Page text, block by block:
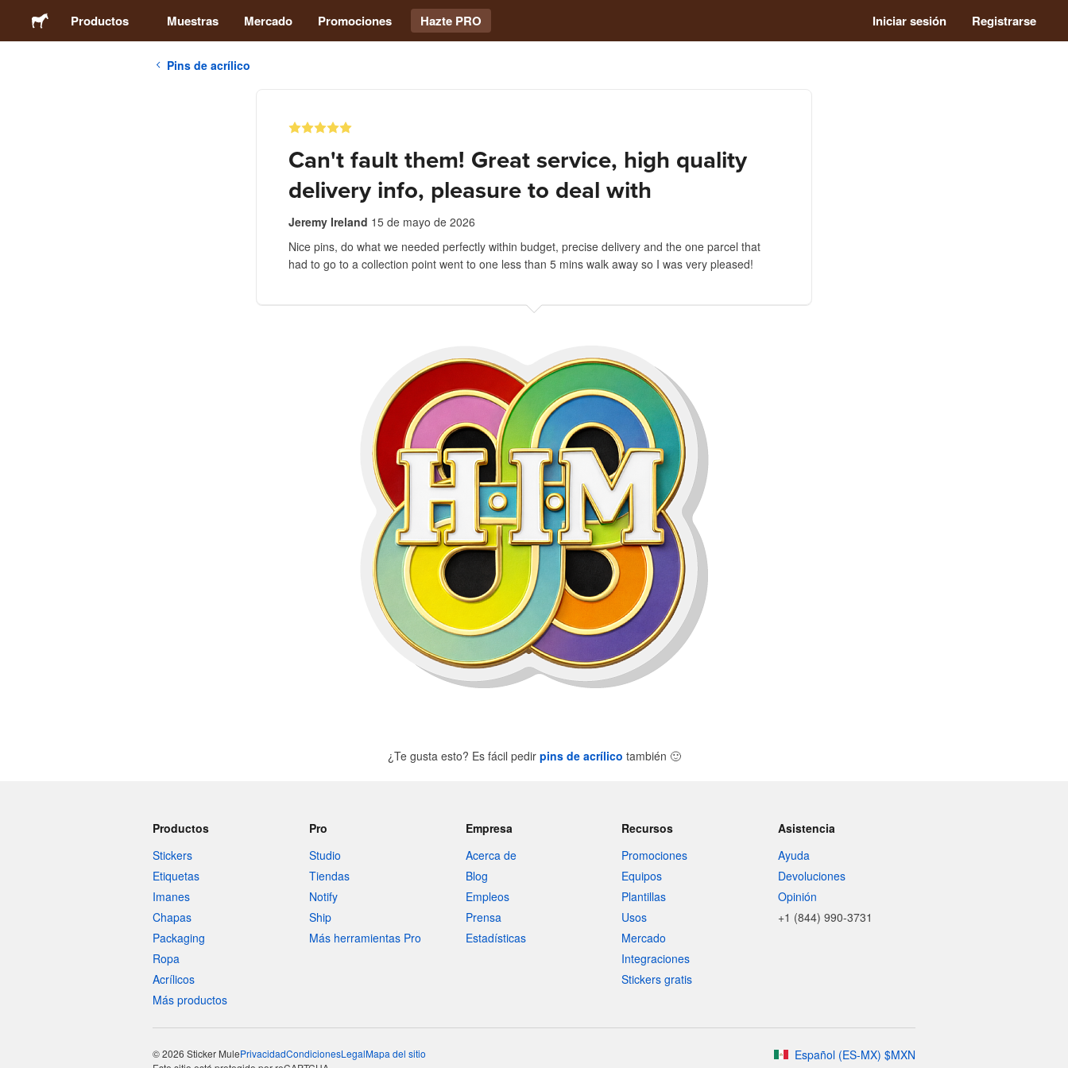
Productos Muestras Mercado Promociones Hazte PRO Iniciar sesión Registrarse
Pins de acrílico
Can't fault them! Great service, high quality
delivery info, pleasure to deal with
Jeremy Ireland 15 de mayo de 2026
Nice pins, do what we needed perfectly within budget, precise delivery and the one parcel that
had to go to a collection point went to one less than 5 mins walk away so I was very pleased!
¿Te gusta esto? Es fácil pedir pins de acrílico también 🙂
Productos
Stickers
Etiquetas
Imanes
Chapas
Packaging
Ropa
Acrílicos
Más productos
Pro
Studio
Tiendas
Notify
Ship
Más herramientas Pro
Empresa
Acerca de
Blog
Empleos
Prensa
Estadísticas
Recursos
Promociones
Equipos
Plantillas
Usos
Mercado
Integraciones
Stickers gratis
Asistencia
Ayuda
Devoluciones
Opinión
+1 (844) 990-3731
© 2026 Sticker MulePrivacidadCondicionesLegalMapa del sitio Español (ES-MX) $MXN